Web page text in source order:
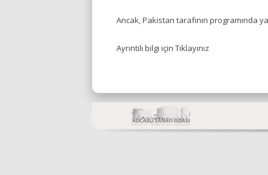
Ancak, Pakistan tarafının programında
Ayrıntılı bilgi için Tıklayınız